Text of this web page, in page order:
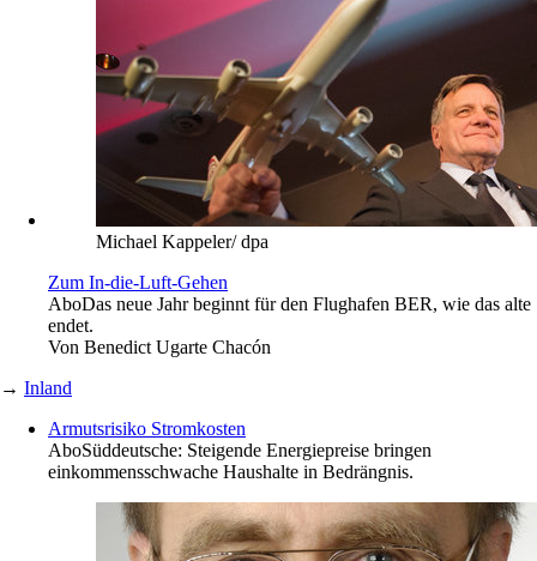
Michael Kappeler/ dpa
Zum In-die-Luft-Gehen
AboDas neue Jahr beginnt für den Flughafen BER, wie das alte
endet.
Von Benedict Ugarte Chacón
→ Inland
Armutsrisiko Stromkosten
AboSüddeutsche: Steigende Energiepreise bringen
einkommensschwache Haushalte in Bedrängnis.